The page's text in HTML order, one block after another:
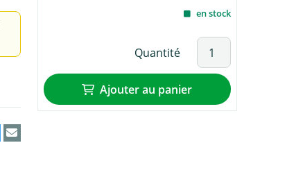
en stock
Quantité
Ajouter au panier